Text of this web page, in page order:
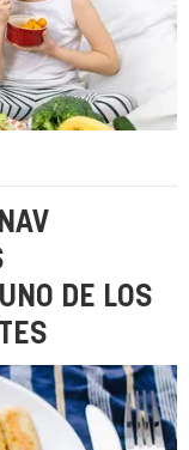
DE LOS